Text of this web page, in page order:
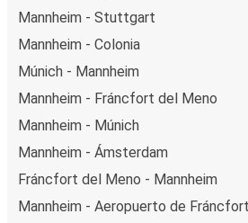
Mannheim - Stuttgart
Mannheim - Colonia
Múnich - Mannheim
Mannheim - Fráncfort del Meno
Mannheim - Múnich
Mannheim - Ámsterdam
Fráncfort del Meno - Mannheim
Mannheim - Aeropuerto de